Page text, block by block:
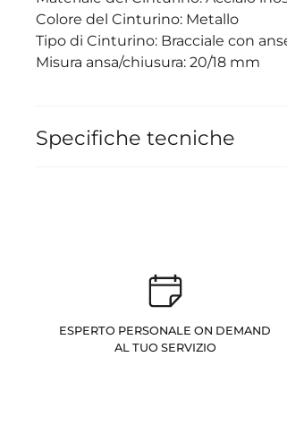
Colore del Cinturino: Metallo
Tipo di Cinturino: Bracciale con
Misura ansa/chiusura: 20/18 mm
Specifiche tecniche
ESPERTO PERSONALE ON DEMAND
AL TUO SERVIZIO